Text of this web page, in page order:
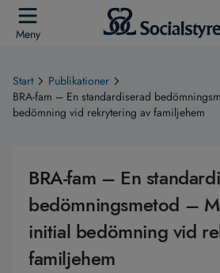
Meny
Start
Publikationer
BRA-fam – En standardiserad
bedömning vid rekrytering av familjehem
BRA-fam – En
bedömningsmetod –
initial bedömning vid
familjehem